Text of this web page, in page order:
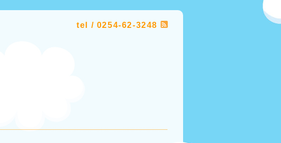
tel / 0254-62-3248